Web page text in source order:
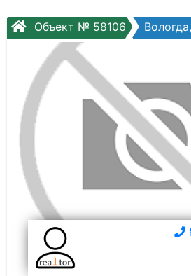
Объект № 58106 Вологда,